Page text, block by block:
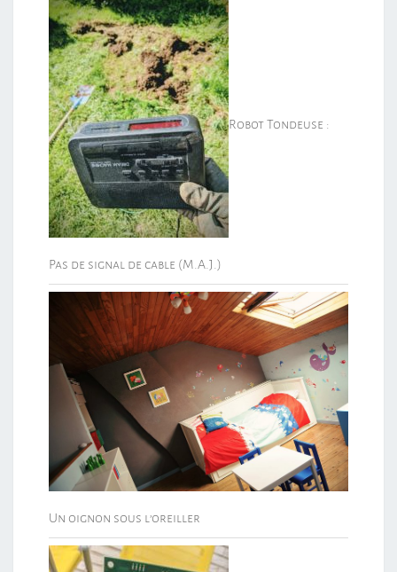
Robot Tondeuse :
Pas de signal de cable (M.A.J.)
Un oignon sous l’oreiller